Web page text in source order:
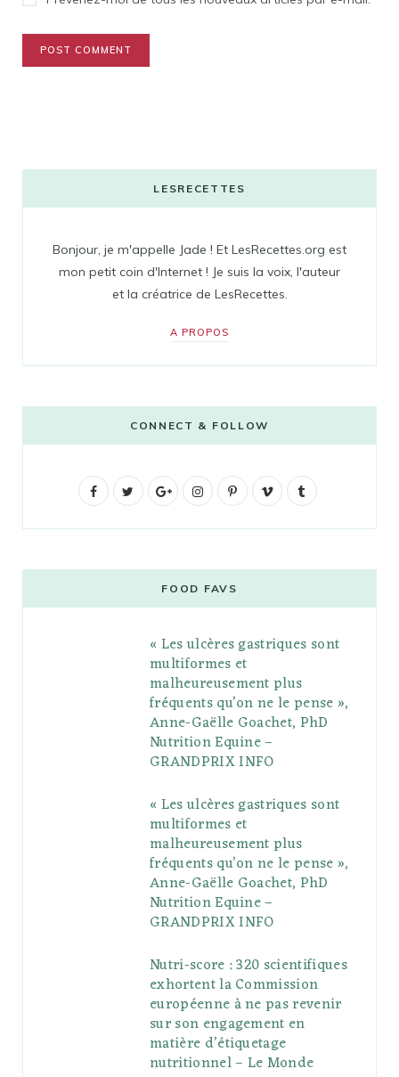
LESRECETTES
Bonjour, je m'appelle Jade ! Et LesRecettes.org est
mon petit coin d'Internet ! Je suis la voix, l'auteur
et la créatrice de LesRecettes.
A PROPOS
CONNECT & FOLLOW
F
b
t
G
g
l
e
P
l
s
I
t
a
g
r
a
m
P
e
r
e
s
V
o
l
r
FOOD FAVS
« Les ulcères gastriques sont
multiformes et
malheureusement plus
fréquents qu’on ne le pense »,
Anne-Gaëlle Goachet, PhD
Nutrition Equine –
GRANDPRIX INFO
« Les ulcères gastriques sont
multiformes et
malheureusement plus
fréquents qu’on ne le pense »,
Anne-Gaëlle Goachet, PhD
Nutrition Equine –
GRANDPRIX INFO
Nutri-score : 320 scientifiques
exhortent la Commission
européenne à ne pas revenir
sur son engagement en
matière d’étiquetage
nutritionnel – Le Monde